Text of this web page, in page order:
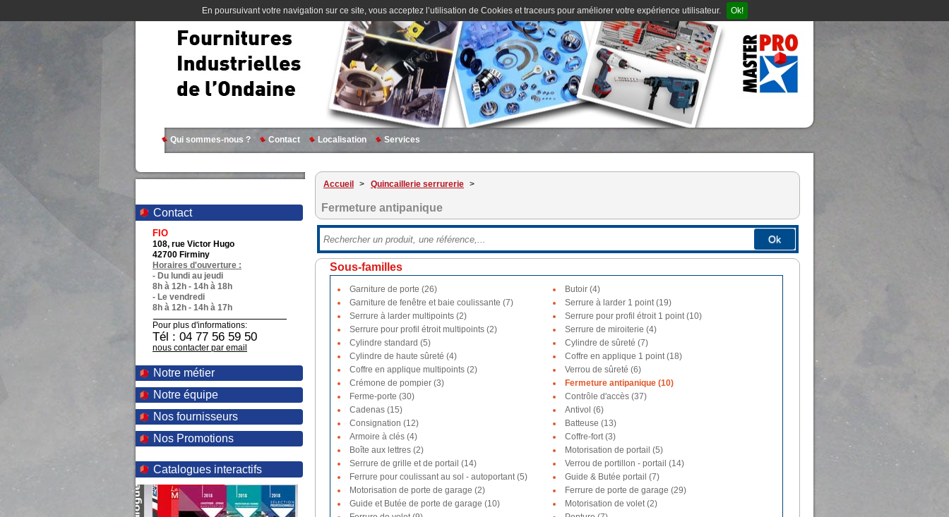
En poursuivant votre navigation sur ce site, vous acceptez l’utilisation de Cookies et traceurs pour améliorer votre expérience utilisateur. Ok!
Qui sommes-nous ? Contact Localisation Services
Contact
FIO
108, rue Victor Hugo
42700 Firminy
Horaires d'ouverture :
- Du lundi au jeudi
8h à 12h - 14h à 18h
- Le vendredi
8h à 12h - 14h à 17h
Pour plus d'informations:
Tél : 04 77 56 59 50
nous contacter par email
Notre métier
Notre équipe
Nos fournisseurs
Nos Promotions
Catalogues interactifs
Accueil > Quincaillerie serrurerie >
Fermeture antipanique
Ok
Sous-familles
Garniture de porte (26)
Butoir (4)
Garniture de fenêtre et baie coulissante (7)
Serrure à larder 1 point (19)
Serrure à larder multipoints (2)
Serrure pour profil étroit 1 point (10)
Serrure pour profil étroit multipoints (2)
Serrure de miroiterie (4)
Cylindre standard (5)
Cylindre de sûreté (7)
Cylindre de haute sûreté (4)
Coffre en applique 1 point (18)
Coffre en applique multipoints (2)
Verrou de sûreté (6)
Crémone de pompier (3)
Fermeture antipanique (10)
Ferme-porte (30)
Contrôle d'accès (37)
Cadenas (15)
Antivol (6)
Consignation (12)
Batteuse (13)
Armoire à clés (4)
Coffre-fort (3)
Boîte aux lettres (2)
Motorisation de portail (5)
Serrure de grille et de portail (14)
Verrou de portillon - portail (14)
Ferrure pour coulissant au sol - autoportant (5)
Guide & Butée portail (7)
Motorisation de porte de garage (2)
Ferrure de porte de garage (29)
Guide et Butée de porte de garage (10)
Motorisation de volet (2)